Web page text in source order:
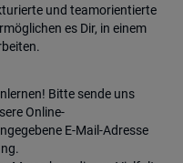
und teamorientierte
es Dir, in einem
Bitte sende uns
Online-
E-Mail-Adresse